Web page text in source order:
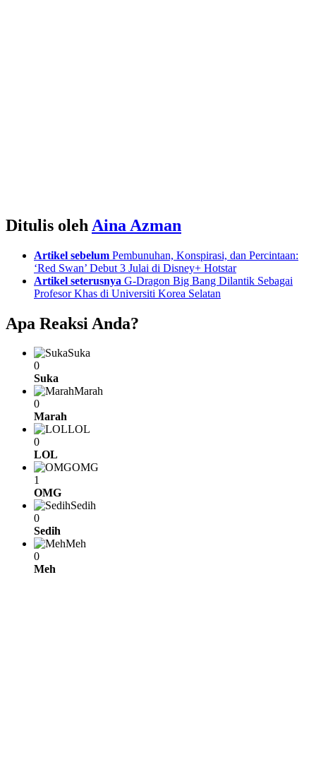
Ditulis oleh Aina Azman
Artikel sebelum Pembunuhan, Konspirasi, dan Percintaan:
‘Red Swan’ Debut 3 Julai di Disney+ Hotstar
Artikel seterusnya G-Dragon Big Bang Dilantik Sebagai
Profesor Khas di Universiti Korea Selatan
Apa Reaksi Anda?
Suka
0
Suka
Marah
0
Marah
LOL
0
LOL
OMG
1
OMG
Sedih
0
Sedih
Meh
0
Meh